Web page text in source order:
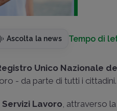
Ascolta la news Tempo di
Unico Nazionale
- da parte di tutti i cittadini.
Lavoro, attraverso